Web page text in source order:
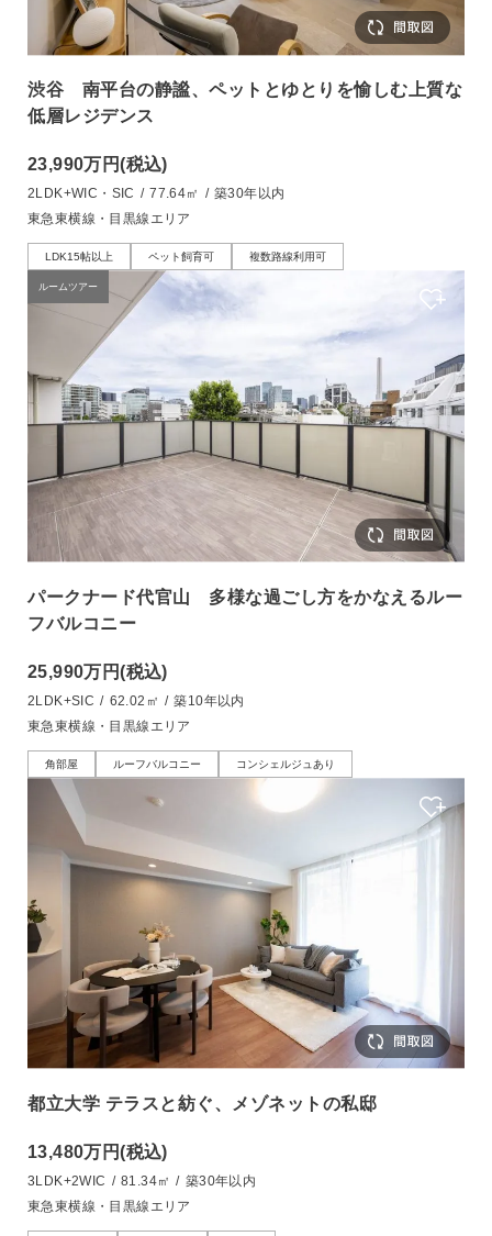
渋谷 南平台の静謐、ペットとゆとりを愉しむ上質な
低層レジデンス
23,990万円(税込)
2LDK+WIC・SIC / 77.64㎡ / 築30年以内
東急東横線・目黒線エリア
LDK15帖以上 ペット飼育可 複数路線利用可
ルームツアー
パークナード代官山 多様な過ごし方をかなえるルー
フバルコニー
25,990万円(税込)
2LDK+SIC / 62.02㎡ / 築10年以内
東急東横線・目黒線エリア
角部屋 ルーフバルコニー コンシェルジュあり
都立大学 テラスと紡ぐ、メゾネットの私邸
13,480万円(税込)
3LDK+2WIC / 81.34㎡ / 築30年以内
東急東横線・目黒線エリア